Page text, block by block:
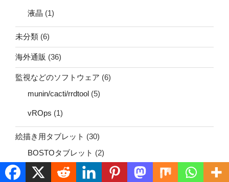
液晶 (1)
未分類 (6)
海外通販 (36)
監視などのソフトウェア (6)
munin/cacti/rrdtool (5)
vROps (1)
絵描き用タブレット (30)
BOSTOタブレット (2)
HUIONタブレット(12)